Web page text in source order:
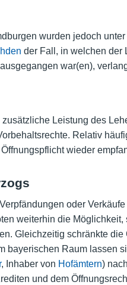
wurden jedoch
der Fall, in welchen der
war(en),
Leistung des
Relativ
wieder
oder
weiterhin die
Gleichzeitig schränkte
bayerischen Raum lassen
, Inhaber von Hofämtern)
und dem